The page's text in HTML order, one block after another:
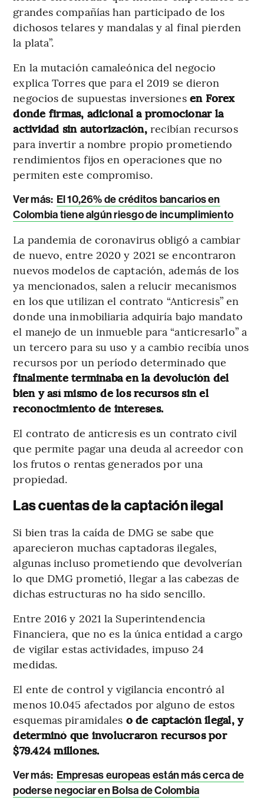
grandes compañías han participado de los
dichosos telares y mandalas y al final pierden
la plata”.
En la mutación camaleónica del negocio
explica Torres que para el 2019 se dieron
negocios de supuestas inversiones en Forex
donde firmas, adicional a promocionar la
actividad sin autorización,recibían recursos
para invertir a nombre propio prometiendo
rendimientos fijos en operaciones que no
permiten este compromiso.
Ver más: El 10,26% de créditos bancarios en
Colombia tiene algún riesgo de incumplimiento
La pandemia de coronavirus obligó a cambiar
de nuevo, entre 2020 y 2021 se encontraron
nuevos modelos de captación, además de los
ya mencionados, salen a relucir mecanismos
en los que utilizan el contrato “Anticresis” en
donde una inmobiliaria adquiría bajo mandato
el manejo de un inmueble para “anticresarlo” a
un tercero para su uso y a cambio recibía unos
recursos por un período determinado que
finalmente terminaba en la devolución del
bien y así mismo de los recursos sin el
reconocimiento de intereses.
El contrato de anticresis es un contrato civil
que permite pagar una deuda al acreedor con
los frutos o rentas generados por una
propiedad.
Las cuentas de la captación ilegal
Si bien tras la caída de DMG se sabe que
aparecieron muchas captadoras ilegales,
algunas incluso prometiendo que devolverían
lo que DMG prometió, llegar a las cabezas de
dichas estructuras no ha sido sencillo.
Entre 2016 y 2021 la Superintendencia
Financiera, que no es la única entidad a cargo
de vigilar estas actividades, impuso 24
medidas.
El ente de control y vigilancia encontró al
menos 10.045 afectados por alguno de estos
esquemas piramidales o de captación ilegal, y
determinó que involucraron recursos por
$79.424 millones.
Ver más: Empresas europeas están más cerca de
poderse negociar en Bolsa de Colombia